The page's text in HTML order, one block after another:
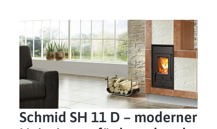
Schmid SH 11 D – moderner